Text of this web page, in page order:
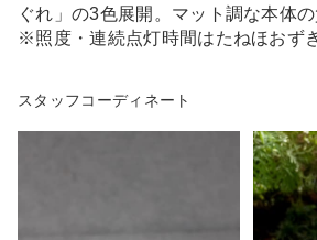
ぐれ」の3色展開。マット調な本体の
※照度・連続点灯時間はたねほおず
スタッフコーディネート